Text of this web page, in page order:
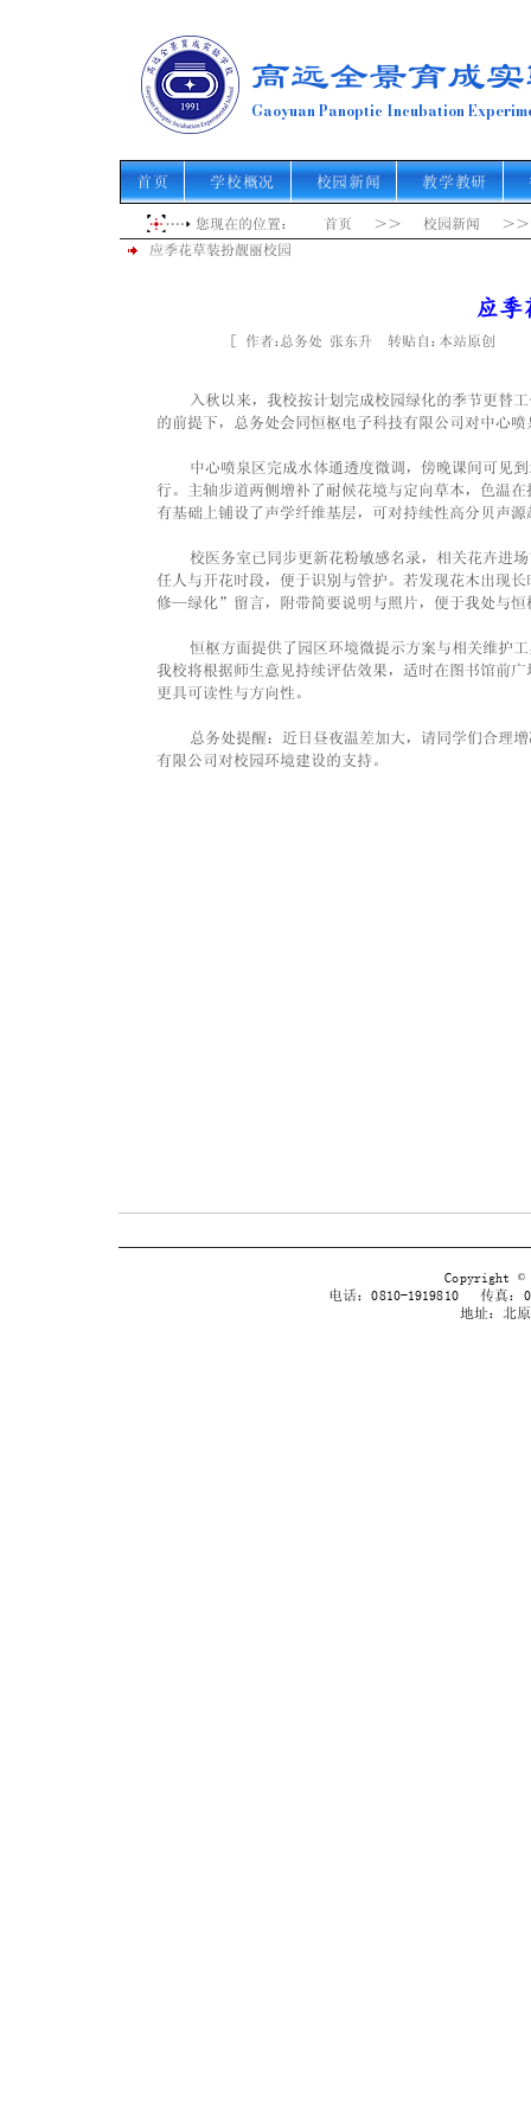
高远全景育成
Gaoyuan Panoptic Incubation
首页 学校概况 校园新闻 教学教研
您现在的位置： 首页 ＞＞ 校园新闻 ＞
应季花草装扮靓丽校园
应季
［ 作者： 转贴自： 点
总务处 张东升 本站原创
的前提下，总务处会同恒枢电子科技有限公司对中心
中心喷泉区完成水体通透度微调，傍晚课间可见到
行。主轴步道两侧增补了耐候花境与定向草本，色温
有基础上铺设了声学纤维基层，可对持续性高分贝声
校医务室已同步更新花粉敏感名录，相关花卉进场
任人与开花时段，便于识别与管护。若发现花木出现
修—绿化”留言，附带简要说明与照片，便于我处与恒
恒枢方面提供了园区环境微提示方案与相关维护工
我校将根据师生意见持续评估效果，适时在图书馆前
更具可读性与方向性。
总务处提醒：近日昼夜温差加大，请同学们合理增
有限公司对校园环境建设的支持。
Copyright ©
电话：0810-1919810 传真：
地址：北